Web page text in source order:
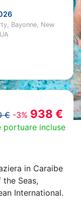
Bayonne, New
€ -3% 938 €
portuare incluse
in Caraibe
Seas,
International.